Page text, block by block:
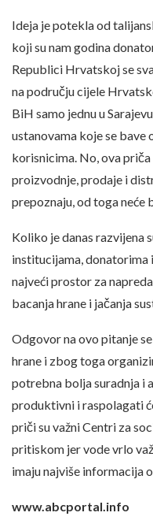
Ideja je potekla od
koji su nam godina
Republici Hrvatskoj se
na području cijele
BiH samo jednu u
ustanovama koje se bave
korisnicima. No, ova priča
proizvodnje, prodaje i
prepoznaju, od toga neće
Koliko je danas razvijena
institucijama,
najveći prostor za
bacanja hrane i jačanja
Odgovor na ovo pitanje
hrane i zbog toga
potrebna bolja suradnja i
produktivni i raspolagati
priči su važni Centri za
pritiskom jer vode vrlo
imaju najviše informacija
www.abcportal.info